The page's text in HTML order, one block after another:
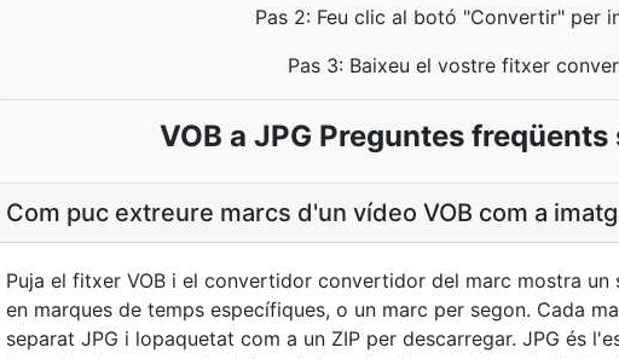
Pas 2: Feu clic al botó "Convertir" per
Pas 3: Baixeu el vostre fitxer
VOB a JPG Preguntes
Com puc extreure marcs d'un vídeo VOB com a
Puja el fitxer VOB i el convertidor convertidor del marc mostra
en marques de temps específiques, o un marc per segon. Cada
separat JPG i lopaquetat com a un ZIP per descarregar. JPG és